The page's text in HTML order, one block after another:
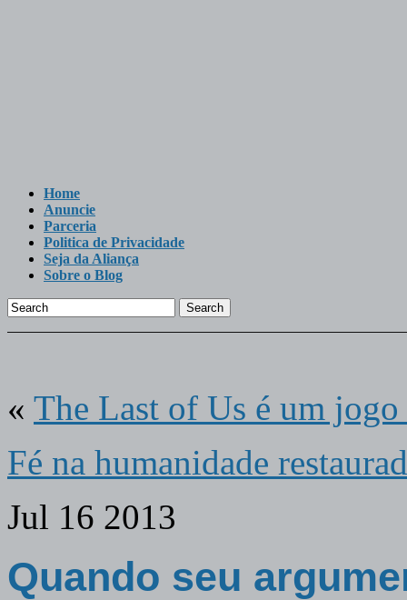
Home
Anuncie
Parceria
Politica de Privacidade
Seja da Aliança
Sobre o Blog
Search
« The Last of Us é um jogo
Fé na humanidade
Jul 16 2013
Quando seu